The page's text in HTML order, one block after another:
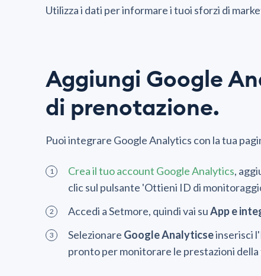
Utilizza i dati per informare i tuoi sforzi di
Aggiungi Google
di prenotazione.
Puoi integrare Google Analytics con la tua
Crea il tuo account Google Analytics,
clic sul pulsante 'Ottieni ID di
Accedi a Setmore, quindi vai suApp e
Selezionare Google Analyticseinserisci
pronto per monitorare le prestazioni